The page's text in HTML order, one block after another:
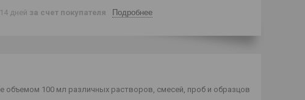
дней за счет покупателя Подробнее
объемом 100 мл различных растворов, смесей, проб и образцов